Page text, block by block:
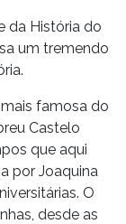
da História do
um tremendo
famosa do
Castelo
que aqui
por Joaquina
O
desde as